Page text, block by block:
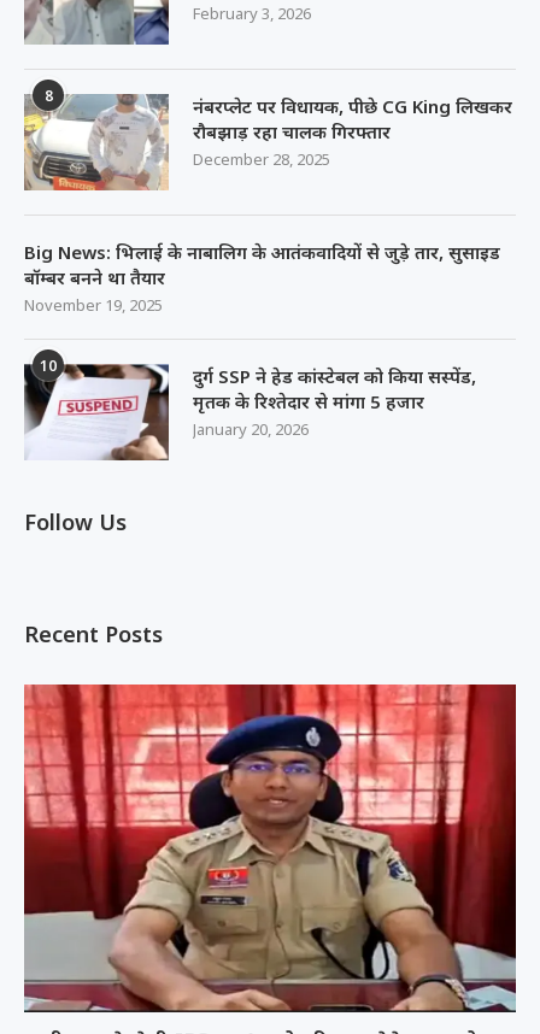
February 3, 2026
8
नंबरप्लेट पर विधायक, पीछे CG King लिखकर
रौबझाड़ रहा चालक गिरफ्तार
December 28, 2025
Big News: भिलाई के नाबालिग के आतंकवादियों से जुड़े तार, सुसाइड
बॉम्बर बनने था तैयार
November 19, 2025
10
दुर्ग SSP ने हेड कांस्टेबल को किया सस्पेंड,
मृतक के रिश्तेदार से मांगा 5 हजार
January 20, 2026
Follow Us
Recent Posts